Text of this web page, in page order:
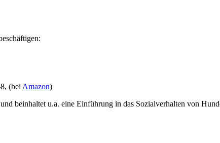
(bei Amazon)
beinhaltet u.a. eine Einführung in das Sozialverhalten von